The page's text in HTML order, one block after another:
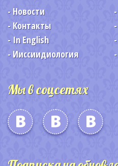
Новости
Контакты
In English
Ииссиидиология
Мы в соцсетях